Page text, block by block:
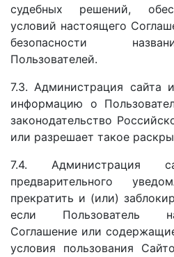
судебных решений,
условий настоящего
безопасности
Пользователей.
7.3. Администрация сайта
информацию о
законодательство
или разрешает такое
7.4. Администрация
предварительного
прекратить и (или)
если Пользователь
Соглашение или
условия пользования